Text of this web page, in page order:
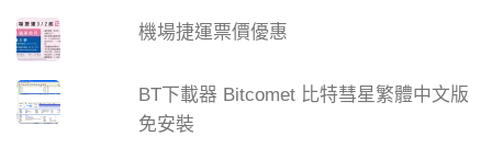
機場捷運票價優惠
BT下載器 Bitcomet 比特彗星繁體中文版
免安裝